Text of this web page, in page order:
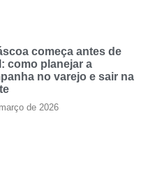
começa antes de
como planejar a
no varejo e sair na
de 2026